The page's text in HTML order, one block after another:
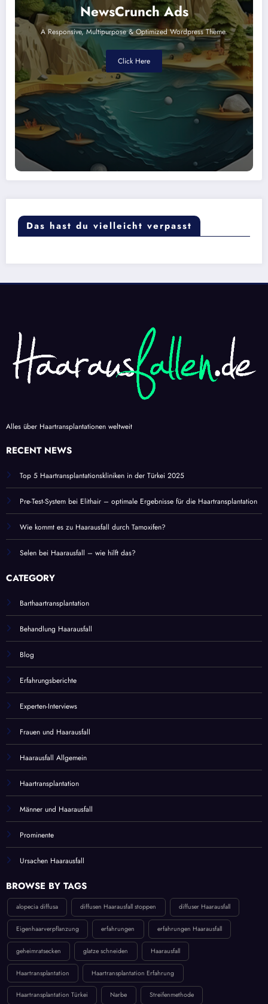
NewsCrunch Ads
A Responsive, Multipurpose & Optimized Wordpress Theme.
Click Here
Das hast du vielleicht verpasst
Alles über Haartransplantationen weltweit
RECENT NEWS
Top 5 Haartransplantationskliniken in der Türkei 2025
Pre-Test-System bei Elithair – optimale Ergebnisse für die Haartransplantation
Wie kommt es zu Haarausfall durch Tamoxifen?
Selen bei Haarausfall – wie hilft das?
CATEGORY
Barthaartransplantation
Behandlung Haarausfall
Blog
Erfahrungsberichte
Experten-Interviews
Frauen und Haarausfall
Haarausfall Allgemein
Haartransplantation
Männer und Haarausfall
Prominente
Ursachen Haarausfall
BROWSE BY TAGS
alopecia diffusa diffusen Haarausfall stoppen diffuser Haarausfall
Eigenhaarverpflanzung erfahrungen erfahrungen Haarausfall
geheimratsecken glatze schneiden Haarausfall
Haartransplantation Haartransplantation Erfahrung
Haartransplantation Türkei Narbe Streifenmethode